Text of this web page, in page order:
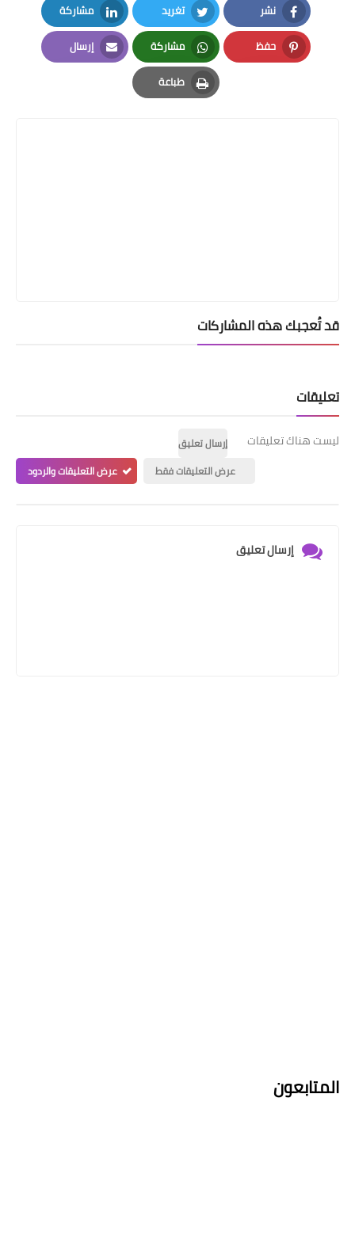
نشر
Facebook
تغريد
Twitter
مشاركة
LinkedIn
حفظ
Pinterest
مشاركة
Whatsapp
إرسال
Email
طباعة
Print
قد تُعجبك هذه المشاركات
تعليقات
ليست هناك تعليقات
إرسال تعليق
عرض التعليقات فقط
عرض التعليقات والردود
إرسال تعليق
المتابعون